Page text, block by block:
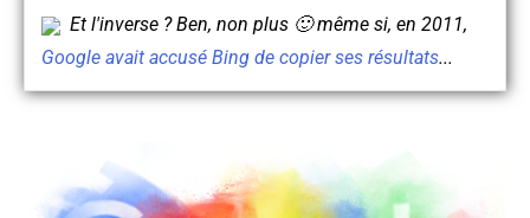
Et l'inverse ? Ben, non plus 🙂 même si, en 2011,
Google avait accusé Bing de copier ses résultats...